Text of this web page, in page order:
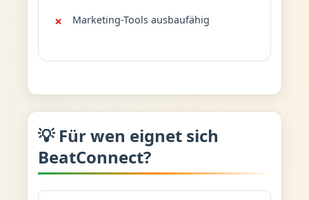
Marketing-Tools ausbaufähig
💡 Für wen eignet sich
BeatConnect?